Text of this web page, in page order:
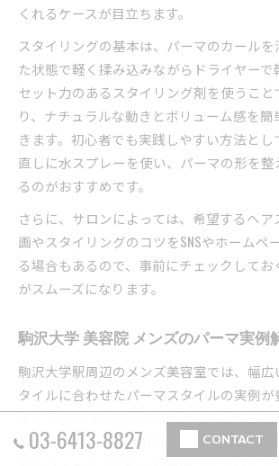
くれるケースが目立ちます。
スタイリングの基本は、パーマのカール
た状態で軽く揉み込みながらドライヤーで
セット力のあるスタイリング剤を使うこと
り、ナチュラルな動きとボリューム感を簡
きます。初心者でも実践しやすい方法と
直しに水スプレーを使い、パーマの形を
るのがおすすめです。
さらに、サロンによっては、希望するヘ
画やスタイリングのコツをSNSやホームペ
る場合もあるので、事前にチェックして
がスムーズになります。
駒沢大学 美容院 メンズのパーマ実例
駒沢大学駅周辺のメンズ美容室では、幅
タイルに合わせたパーマスタイルの実例
ば、学生には動きのあるナチュラルカー
人気で、社会人には清潔感を重視したツ
03-6413-8827 CONTACT